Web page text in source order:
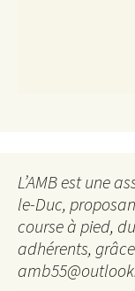
L’AMB est une
le-Duc,
course à pied,
adhérents,